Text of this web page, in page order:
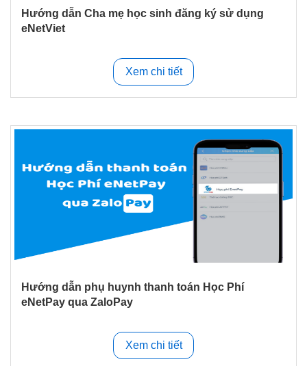
Hướng dẫn Cha mẹ học sinh đăng ký sử dụng
eNetViet
Xem chi tiết
Hướng dẫn phụ huynh thanh toán Học Phí
eNetPay qua ZaloPay
Xem chi tiết